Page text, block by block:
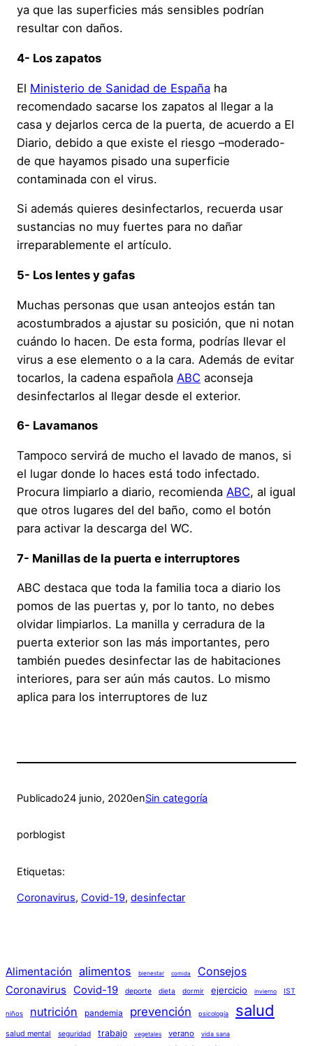
ya que las superficies más sensibles podrían
resultar con daños.
4- Los zapatos
El Ministerio de Sanidad de España ha
recomendado sacarse los zapatos al llegar a la
casa y dejarlos cerca de la puerta, de acuerdo a El
Diario, debido a que existe el riesgo –moderado-
de que hayamos pisado una superficie
contaminada con el virus.
Si además quieres desinfectarlos, recuerda usar
sustancias no muy fuertes para no dañar
irreparablemente el artículo.
5- Los lentes y gafas
Muchas personas que usan anteojos están tan
acostumbrados a ajustar su posición, que ni notan
cuándo lo hacen. De esta forma, podrías llevar el
virus a ese elemento o a la cara. Además de evitar
tocarlos, la cadena española ABC aconseja
desinfectarlos al llegar desde el exterior.
6- Lavamanos
Tampoco servirá de mucho el lavado de manos, si
el lugar donde lo haces está todo infectado.
Procura limpiarlo a diario, recomienda ABC, al igual
que otros lugares del del baño, como el botón
para activar la descarga del WC.
7- Manillas de la puerta e interruptores
ABC destaca que toda la familia toca a diario los
pomos de las puertas y, por lo tanto, no debes
olvidar limpiarlos. La manilla y cerradura de la
puerta exterior son las más importantes, pero
también puedes desinfectar las de habitaciones
interiores, para ser aún más cautos. Lo mismo
aplica para los interruptores de luz
Publicado24 junio, 2020enSin categoría
porblogist
Etiquetas:
Coronavirus, Covid-19, desinfectar
Alimentación alimentos bienestar comida Consejos
Coronavirus Covid-19 deporte dieta dormir ejercicio invierno IST
niños nutrición pandemia prevención psicología salud
salud mental seguridad trabajo vegetales verano vida sana